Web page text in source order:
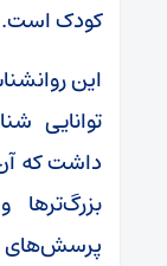
کودک است.
این
توانایی
داشت که
پرسش‌های